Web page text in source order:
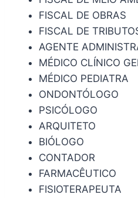
FISCAL DE OBRAS
FISCAL DE
AGENTE
MÉDICO CLÍNICO
MÉDICO PEDIATRA
ONDONTÓLOGO
PSICÓLOGO
ARQUITETO
BIÓLOGO
CONTADOR
FARMACÊUTICO
FISIOTERAPEUTA